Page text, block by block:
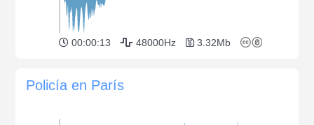
00:00:13 48000Hz 3.32Mb
Policía en París